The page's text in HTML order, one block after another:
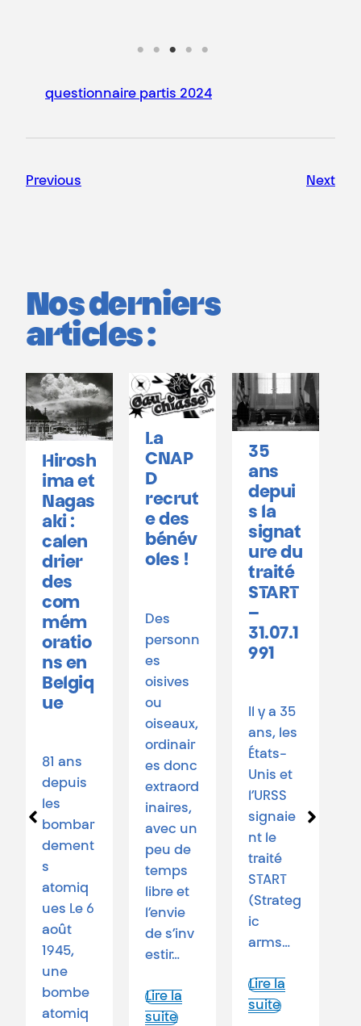
questionnaire partis 2024
Previous Next
Nos derniers
articles :
Hirosh
ima et
Nagas
aki :
calen
drier
des
com
mém
oratio
ns en
Belgiq
ue
81 ans
depuis
les
bombar
dement
s
atomiq
ues Le 6
août
1945,
une
bombe
atomiq
La
CNAP
D
recrut
e des
bénév
oles !
Des
personn
es
oisives
ou
oiseaux,
ordinair
es donc
extraord
inaires,
avec un
peu de
temps
libre et
l’envie
de s’inv
estir…
Lire la
suite
35
ans
depui
s la
signat
ure du
traité
START
–
31.07.1
991
Il y a 35
ans, les
États-
Unis et
l’URSS
signaie
nt le
traité
START
(Strateg
ic
arms…
Lire la
suite